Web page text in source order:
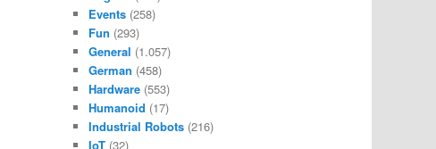
Events (258)
Fun (293)
General (1.057)
German (458)
Hardware (553)
Humanoid (17)
Industrial Robots (216)
IoT (32)